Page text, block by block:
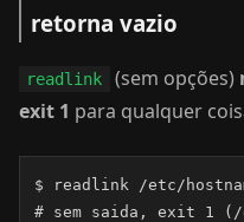
retorna vazio
readlink (sem opções)
exit 1 para qualquer
$ readlink /etc/
# sem saida, exit 1 (/